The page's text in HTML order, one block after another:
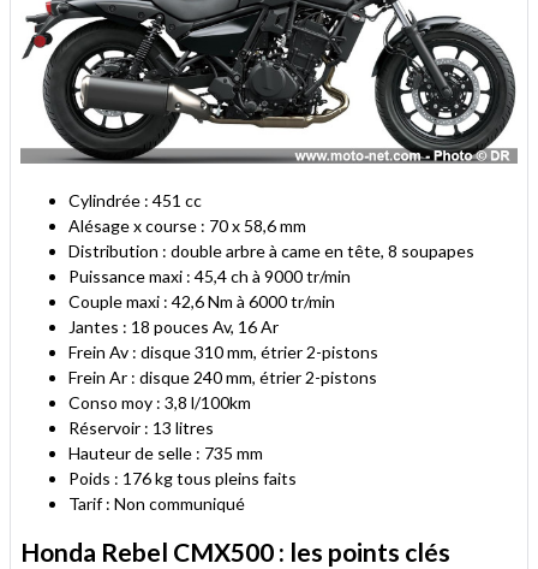
Cylindrée : 451 cc
Alésage x course : 70 x 58,6 mm
Distribution : double arbre à came en tête, 8 soupapes
Puissance maxi : 45,4 ch à 9000 tr/min
Couple maxi : 42,6 Nm à 6000 tr/min
Jantes : 18 pouces Av, 16 Ar
Frein Av : disque 310 mm, étrier 2-pistons
Frein Ar : disque 240 mm, étrier 2-pistons
Conso moy : 3,8 l/100km
Réservoir : 13 litres
Hauteur de selle : 735 mm
Poids : 176 kg tous pleins faits
Tarif : Non communiqué
Honda Rebel CMX500 : les points clés